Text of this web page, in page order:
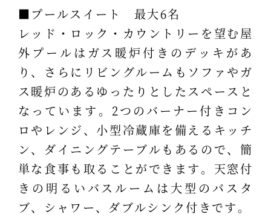
■プールスイート 最大6名
レッド・ロック・カウントリーを望む屋
外プールはガス暖炉付きのデッキがあ
り、さらにリビングルームもソファやガ
ス暖炉のあるゆったりとしたスペースと
なっています。2つのバーナー付きコン
ロやレンジ、小型冷蔵庫を備えるキッチ
ン、ダイニングテーブルもあるので、簡
単な食事も取ることができます。天窓付
きの明るいバスルームは大型のバスタ
ブ、シャワー、ダブルシンク付きです。